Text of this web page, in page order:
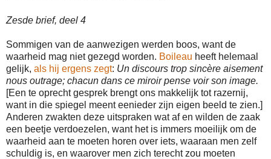
Zesde brief, deel 4
Sommigen van de aanwezigen werden boos, want de
waarheid mag niet gezegd worden. Boileau heeft helemaal
gelijk, als hij ergens zegt: Un discours trop sincère aisement
nous outrage; chacun dans ce miroir pense voir son image.
[Een te oprecht gesprek brengt ons makkelijk tot razernij,
want in die spiegel meent eenieder zijn eigen beeld te zien.]
Anderen zwakten deze uitspraken wat af en wilden de zaak
een beetje verdoezelen, want het is immers moeilijk om de
waarheid aan te moeten horen over iets, waaraan men zelf
schuldig is, en waarover men zich terecht zou moeten